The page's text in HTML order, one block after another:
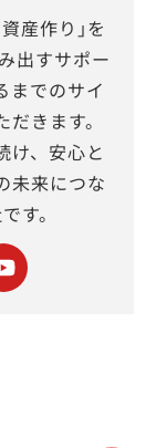
産作り｣を
出すサポー
までのサイ
きます。
け、安心と
未来につな
す。